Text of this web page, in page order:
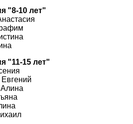
"8-10 лет"
"11-15 лет"